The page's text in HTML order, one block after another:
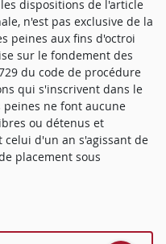
dispositions de l'article
n'est pas exclusive de la
peines aux fins d'octroi
sur le fondement des
du code de procédure
qui s'inscrivent dans le
ne font aucune
ou détenus et
celui d'un an s'agissant de
placement sous